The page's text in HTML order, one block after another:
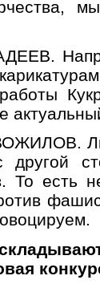
другой
То есть